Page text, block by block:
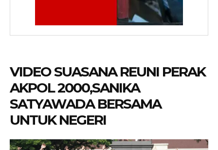
VIDEO SUASANA REUNI PERAK
AKPOL 2000,SANIKA
SATYAWADA BERSAMA
UNTUK NEGERI